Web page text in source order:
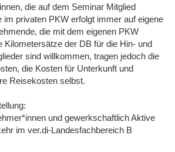
die auf dem Seminar Mitglied
im privaten PKW erfolgt immer auf eigene
die mit dem eigenen PKW
Kilometersätze der DB für die Hin- und
sind willkommen, tragen jedoch die
die Kosten für Unterkunft und
Reisekosten selbst.
und gewerkschaftlich Aktive
im ver.di-Landesfachbereich B